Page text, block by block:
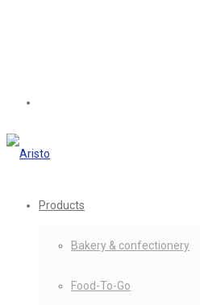
Products
Bakery & confectionery
Food-To-Go